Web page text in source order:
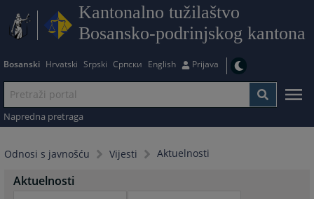
Kantonalno tužilaštvo
Bosansko-podrinjskog kantona
Bosanski Hrvatski Srpski Српски English Prijava
Napredna pretraga
Odnosi s javnošću Vijesti Aktuelnosti
Aktuelnosti